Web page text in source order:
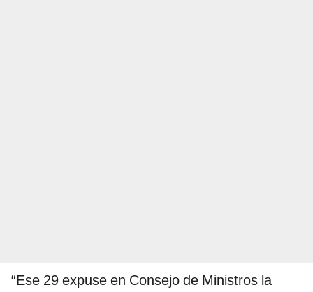
“Ese 29 expuse en Consejo de Ministros la